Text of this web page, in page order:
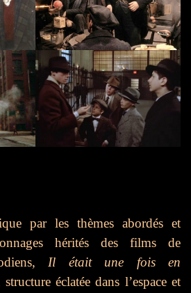
par les thèmes abordés et
hérités des films de
Il était une fois en
éclatée dans l’espace et